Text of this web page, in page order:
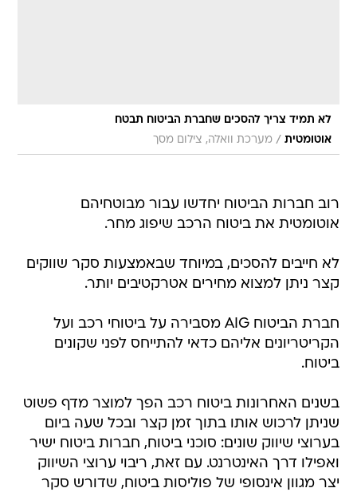
לא תמיד צריך להסכים שחברת הביטוח תבטח
אוטומטית / מערכת וואלה, צילום מסך
רוב חברות הביטוח יחדשו עבור מבוטחיהם
אוטומטית את ביטוח הרכב שיפוג מחר.
לא חייבים להסכים, במיוחד שבאמצעות סקר שווקים
קצר ניתן למצוא מחירים אטרקטיבים יותר.
חברת הביטוח AIG מסבירה על ביטוחי רכב ועל
הקריטריונים אליהם כדאי להתייחס לפני שקונים
ביטוח.
בשנים האחרונות ביטוח רכב הפך למוצר מדף פשוט
שניתן לרכוש אותו בתוך זמן קצר ובכל שעה ביום
בערוצי שיווק שונים: סוכני ביטוח, חברות ביטוח ישיר
ואפילו דרך האינטרנט. עם זאת, ריבוי ערוצי השיווק
יצר מגוון אינסופי של פוליסות ביטוח, שדורש סקר